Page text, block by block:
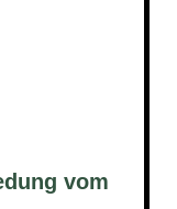
vom